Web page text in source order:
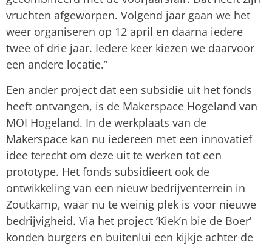
vruchten afgeworpen. Volgend jaar gaan we het
weer organiseren op 12 april en daarna iedere
twee of drie jaar. Iedere keer kiezen we daarvoor
een andere locatie.”
Een ander project dat een subsidie uit het fonds
heeft ontvangen, is de Makerspace Hogeland van
MOI Hogeland. In de werkplaats van de
Makerspace kan nu iedereen met een innovatief
idee terecht om deze uit te werken tot een
prototype. Het fonds subsidieert ook de
ontwikkeling van een nieuw bedrijventerrein in
Zoutkamp, waar nu te weinig plek is voor nieuwe
bedrijvigheid. Via het project ‘Kiek’n bie de Boer’
konden burgers en buitenlui een kijkje achter de